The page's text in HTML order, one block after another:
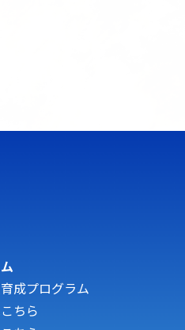
成プログラム
ちら